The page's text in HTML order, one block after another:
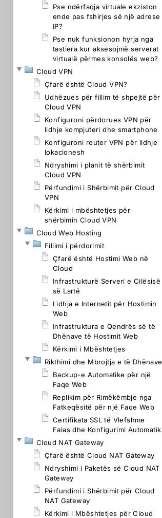
Pse ndërfaqja virtuale ekziston
ende pas fshirjes së një adrese
IP?
Pse nuk funksionon hyrja nga
tastiera kur aksesojmë serverat
virtualë përmes konsolës web?
Cloud VPN
Çfarë është Cloud VPN?
Udhëzues për fillim të shpejtë për
Cloud VPN
Konfiguroni përdorues VPN për
lidhje kompjuteri dhe smartphone
Konfiguroni router VPN për lidhje
lokacionesh
Ndryshimi i planit të shërbimit
Cloud VPN
Përfundimi i Shërbimit për Cloud
VPN
Kërkimi i mbështetjes për
shërbimin Cloud VPN
Cloud Web Hosting
Fillimi i përdorimit
Çfarë është Hostimi Web në
Cloud
Infrastrukturë Serveri e Cilësisë
së Lartë
Lidhja e Internetit për Hostimin
Web
Infrastruktura e Qendrës së të
Dhënave të Hostimit Web
Kërkimi i Mbështetjes
Rikthimi dhe Mbrojtja e të Dhënave
Backup-e Automatike për një
Faqe Web
Replikim për Rimëkëmbje nga
Fatkeqësitë për një Faqe Web
Certifikata SSL të Vlefshme
Falas dhe Konfigurimi Automatik
Cloud NAT Gateway
Çfarë është Cloud NAT Gateway
Ndryshimi i Paketës së Cloud NAT
Gateway
Përfundimi i Shërbimit për Cloud
NAT Gateway
Kërkimi i Mbështetjes për Cloud